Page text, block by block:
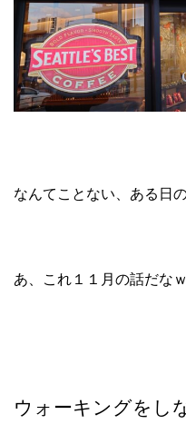
なんてことない、ある日
あ、これ１１月の話だな
ウォーキングをし